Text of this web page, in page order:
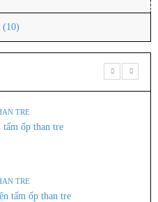
hay ...
(10)
TRE
ốp than tre
TRE
tấm ốp than tre